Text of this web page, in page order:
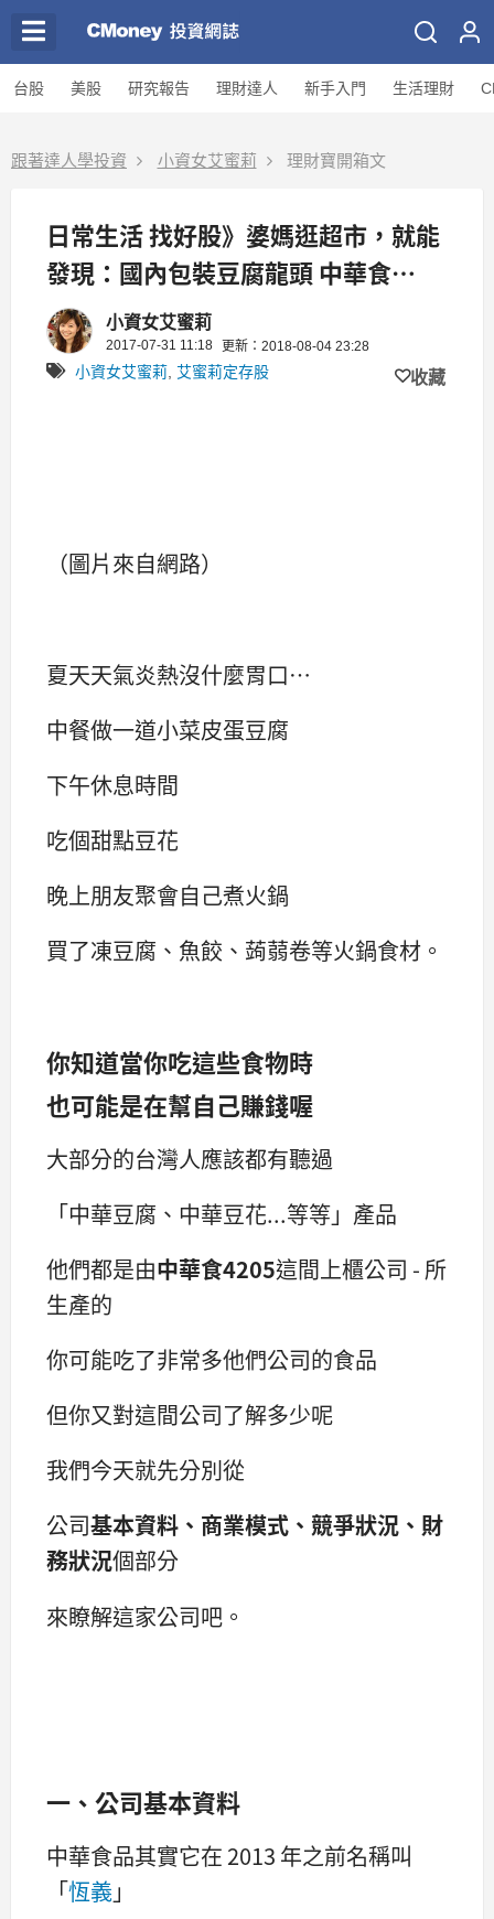
台股 美股 研究報告 理財達人 新手入門 生活理財
跟著達人學投資 小資女艾蜜莉 理財寶開箱文
日常生活 找好股》婆媽逛超市，就能
發現：國內包裝豆腐龍頭 中華食
（4205），邊吃還能邊幫自己賺錢！
小資女艾蜜莉
2017-07-31 11:18 更新：2018-08-04 23:28
小資女艾蜜莉 艾蜜莉定存股 收藏
（圖片來自網路）
夏天天氣炎熱沒什麼胃口…
中餐做一道小菜皮蛋豆腐
下午休息時間
吃個甜點豆花
晚上朋友聚會自己煮火鍋
買了凍豆腐、魚餃、蒟蒻卷等火鍋食材。
你知道當你吃這些食物時
也可能是在幫自己賺錢喔
大部分的台灣人應該都有聽過
「中華豆腐、中華豆花...等等」產品
他們都是由中華食4205這間上櫃公司 - 所
生產的
你可能吃了非常多他們公司的食品
但你又對這間公司了解多少呢
我們今天就先分別從
公司基本資料、商業模式、競爭狀況、財
務狀況個部分
來瞭解這家公司吧。
一、公司基本資料
中華食品其實它在 2013 年之前名稱叫
「恆義」